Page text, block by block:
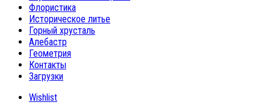
Флористика
Историческое литье
Горный хрусталь
Алебастр
Геометрия
Контакты
Загрузки
Wishlist